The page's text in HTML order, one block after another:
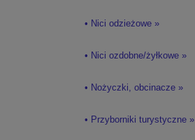
• Nici odzieżowe »
• Nici ozdobne/żyłkowe »
• Nożyczki, obcinacze »
• Przyborniki turystyczne »